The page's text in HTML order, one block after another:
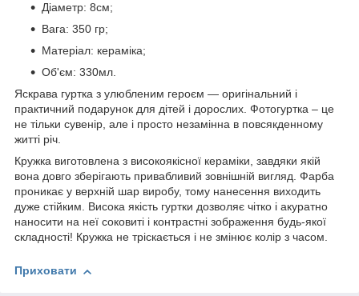
Діаметр: 8см;
Вага: 350 гр;
Матеріал: кераміка;
Об'єм: 330мл.
Яскрава гуртка з улюбленим героєм ― оригінальний і
практичний подарунок для дітей і дорослих. Фотогуртка – це
не тільки сувенір, але і просто незамінна в повсякденному
житті річ.
Кружка виготовлена з високоякісної кераміки, завдяки якій
вона довго зберігають привабливий зовнішній вигляд. Фарба
проникає у верхній шар виробу, тому нанесення виходить
дуже стійким. Висока якість гуртки дозволяє чітко і акуратно
наносити на неї соковиті і контрастні зображення будь-якої
складності! Кружка не тріскається і не змінює колір з часом.
Приховати